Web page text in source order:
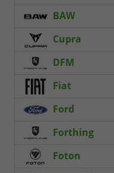
BAW
Cupra
DFM
Fiat
Ford
Forthing
Foton